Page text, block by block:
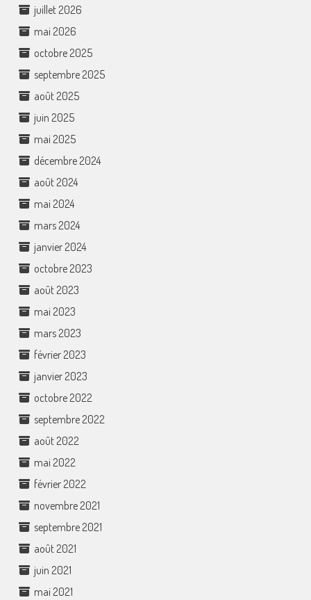
juillet 2026
mai 2026
octobre 2025
septembre 2025
août 2025
juin 2025
mai 2025
décembre 2024
août 2024
mai 2024
mars 2024
janvier 2024
octobre 2023
août 2023
mai 2023
mars 2023
février 2023
janvier 2023
octobre 2022
septembre 2022
août 2022
mai 2022
février 2022
novembre 2021
septembre 2021
août 2021
juin 2021
mai 2021